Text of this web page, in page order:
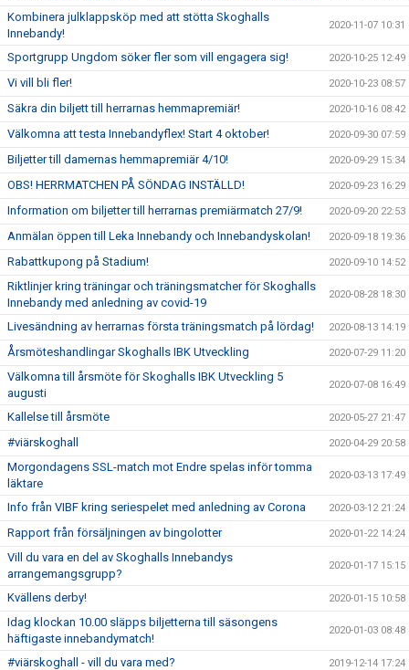
Kombinera julklappsköp med att stötta Skoghalls
Innebandy!
2020-11-07 10:31
Sportgrupp Ungdom söker fler som vill engagera sig! 2020-10-25 12:49
Vi vill bli fler! 2020-10-23 08:57
Säkra din biljett till herrarnas hemmapremiär! 2020-10-16 08:42
Välkomna att testa Innebandyflex! Start 4 oktober! 2020-09-30 07:59
Biljetter till damernas hemmapremiär 4/10! 2020-09-29 15:34
OBS! HERRMATCHEN PÅ SÖNDAG INSTÄLLD! 2020-09-23 16:29
Information om biljetter till herrarnas premiärmatch 27/9! 2020-09-20 22:53
Anmälan öppen till Leka Innebandy och Innebandyskolan! 2020-09-18 19:36
Rabattkupong på Stadium! 2020-09-10 14:52
Riktlinjer kring träningar och träningsmatcher för Skoghalls
Innebandy med anledning av covid-19
2020-08-28 18:30
Livesändning av herrarnas första träningsmatch på lördag! 2020-08-13 14:19
Årsmöteshandlingar Skoghalls IBK Utveckling 2020-07-29 11:20
Välkomna till årsmöte för Skoghalls IBK Utveckling 5
augusti
2020-07-08 16:49
Kallelse till årsmöte 2020-05-27 21:47
#viärskoghall 2020-04-29 20:58
Morgondagens SSL-match mot Endre spelas inför tomma
läktare
2020-03-13 17:49
Info från VIBF kring seriespelet med anledning av Corona 2020-03-12 21:24
Rapport från försäljningen av bingolotter 2020-01-22 14:24
Vill du vara en del av Skoghalls Innebandys
arrangemangsgrupp?
2020-01-17 15:15
Kvällens derby! 2020-01-15 10:58
Idag klockan 10.00 släpps biljetterna till säsongens
häftigaste innebandymatch!
2020-01-03 08:48
#viärskoghall - vill du vara med? 2019-12-14 17:24